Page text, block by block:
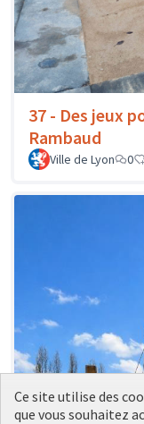
37 - Des jeux
Rambaud
Ville de Lyon 0
Ce site utilise des
que vous souhaitez